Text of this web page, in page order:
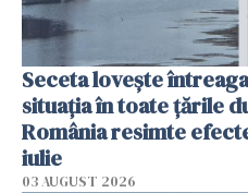
Seceta lovește
situația în toate țările
România resimte
iulie
03 AUGUST 2026